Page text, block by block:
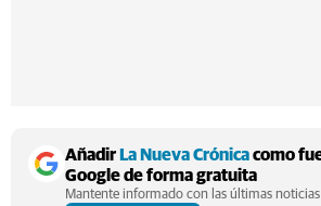
AñadirLa Nueva Crónicacomo
Google de forma gratuita
Mantente informado con las últimas